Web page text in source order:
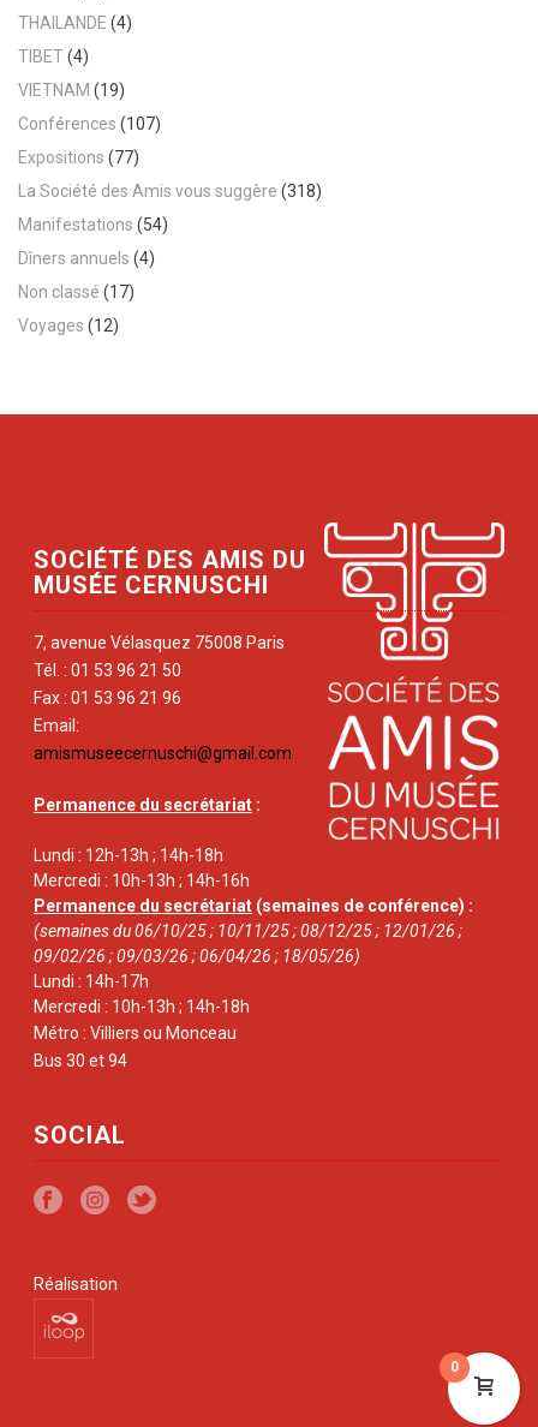
THAILANDE (4)
TIBET(4)
VIETNAM (19)
Conférences (107)
Expositions (77)
La Société des Amis vous suggère (318)
Manifestations (54)
Dîners annuels (4)
Non classé (17)
Voyages (12)
SOCIÉTÉ DES AMIS DU
MUSÉE CERNUSCHI
7, avenue Vélasquez 75008 Paris
Tél. : 01 53 96 21 50
Fax : 01 53 96 21 96
Email:
amismuseecernuschi@gmail.com
Permanence du secrétariat :
Lundi : 12h-13h ; 14h-18h
Mercredi : 10h-13h ; 14h-16h
Permanence du secrétariat (semaines de conférence) :
(semaines du 06/10/25 ; 10/11/25 ; 08/12/25 ; 12/01/26 ;
09/02/26 ; 09/03/26 ; 06/04/26 ; 18/05/26)
Lundi : 14h-17h
Mercredi : 10h-13h ; 14h-18h
Métro : Villiers ou Monceau
Bus 30 et 94
SOCIAL
Réalisation
0